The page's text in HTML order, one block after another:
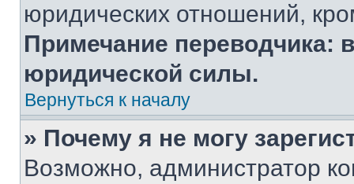
юридических отношений,
Примечание переводчика:
юридической силы.
Вернуться к началу
» Почему я не могу
Возможно, администратор